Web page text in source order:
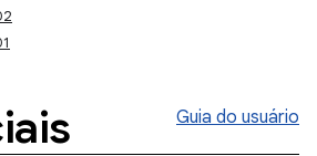
Guia do usuário